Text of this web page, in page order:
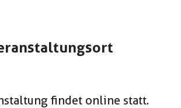
findet online statt.